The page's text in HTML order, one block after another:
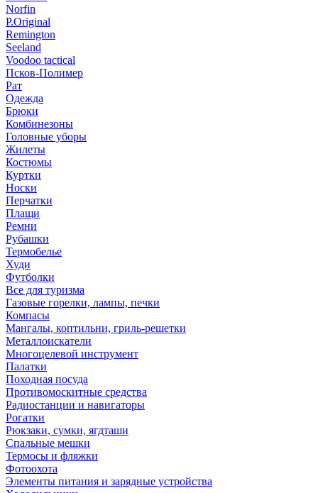
Norfin
P.Original
Remington
Seeland
Voodoo tactical
Псков-Полимер
Рат
Одежда
Брюки
Комбинезоны
Головные уборы
Жилеты
Костюмы
Куртки
Носки
Перчатки
Плащи
Ремни
Рубашки
Термобелье
Худи
Футболки
Все для туризма
Газовые горелки, лампы, печки
Компасы
Мангалы, коптильни, гриль-решетки
Металлоискатели
Многоцелевой инструмент
Палатки
Походная посуда
Противомоскитные средства
Радиостанции и навигаторы
Рогатки
Рюкзаки, сумки, ягдташи
Спальные мешки
Термосы и фляжки
Фотоохота
Элементы питания и зарядные устройства